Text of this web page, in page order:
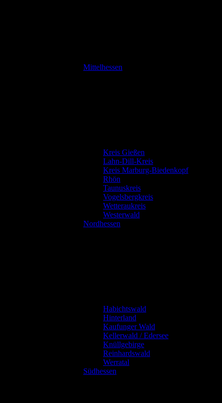
Mittelhessen
Kreis Gießen
Lahn-Dill-Kreis
Kreis Marburg-Biedenkopf
Rhön
Taunuskreis
Vogelsbergkreis
Wetteraukreis
Westerwald
Nordhessen
Habichtswald
Hinterland
Kaufunger Wald
Kellerwald / Edersee
Knüllgebirge
Reinhardswald
Werratal
Südhessen